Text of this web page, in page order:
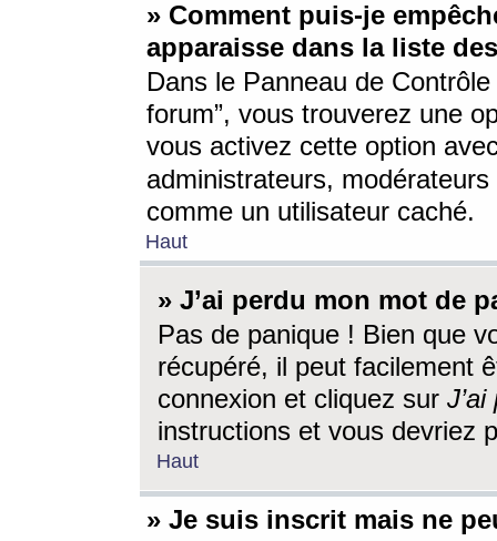
» Comment puis-je
apparaisse dans la liste
Dans le Panneau de
forum”, vous trouverez une
vous activez cette option
administrateurs,
comme un utilisateur caché.
Haut
» J’ai perdu mon mot de
Pas de panique ! Bien que
récupéré, il peut facilement
connexion et cliquez sur
instructions et vous devriez
Haut
» Je suis inscrit mais ne